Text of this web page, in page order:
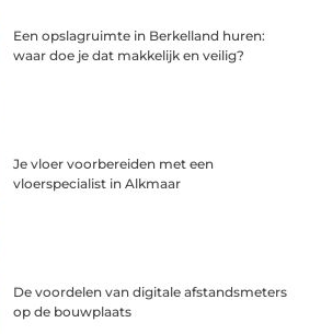
Een opslagruimte in Berkelland huren:
waar doe je dat makkelijk en veilig?
Je vloer voorbereiden met een
vloerspecialist in Alkmaar
De voordelen van digitale afstandsmeters
op de bouwplaats